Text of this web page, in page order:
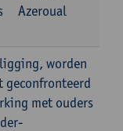
Azeroual
worden
geconfronteerd
met ouders